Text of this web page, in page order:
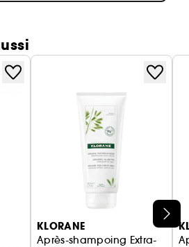
KLORANE
Après-shampoing Extra-